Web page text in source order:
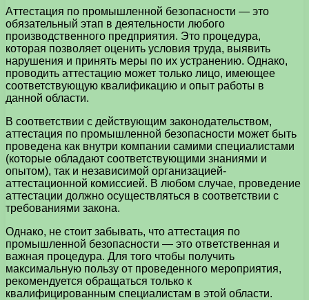
Аттестация по промышленной безопасности — это
обязательный этап в деятельности любого
производственного предприятия. Это процедура,
которая позволяет оценить условия труда, выявить
нарушения и принять меры по их устранению. Однако,
проводить аттестацию может только лицо, имеющее
соответствующую квалификацию и опыт работы в
данной области.
В соответствии с действующим законодательством,
аттестация по промышленной безопасности может быть
проведена как внутри компании самими специалистами
(которые обладают соответствующими знаниями и
опытом), так и независимой организацией-
аттестационной комиссией. В любом случае, проведение
аттестации должно осуществляться в соответствии с
требованиями закона.
Однако, не стоит забывать, что аттестация по
промышленной безопасности — это ответственная и
важная процедура. Для того чтобы получить
максимальную пользу от проведенного мероприятия,
рекомендуется обращаться только к
квалифицированным специалистам в этой области.